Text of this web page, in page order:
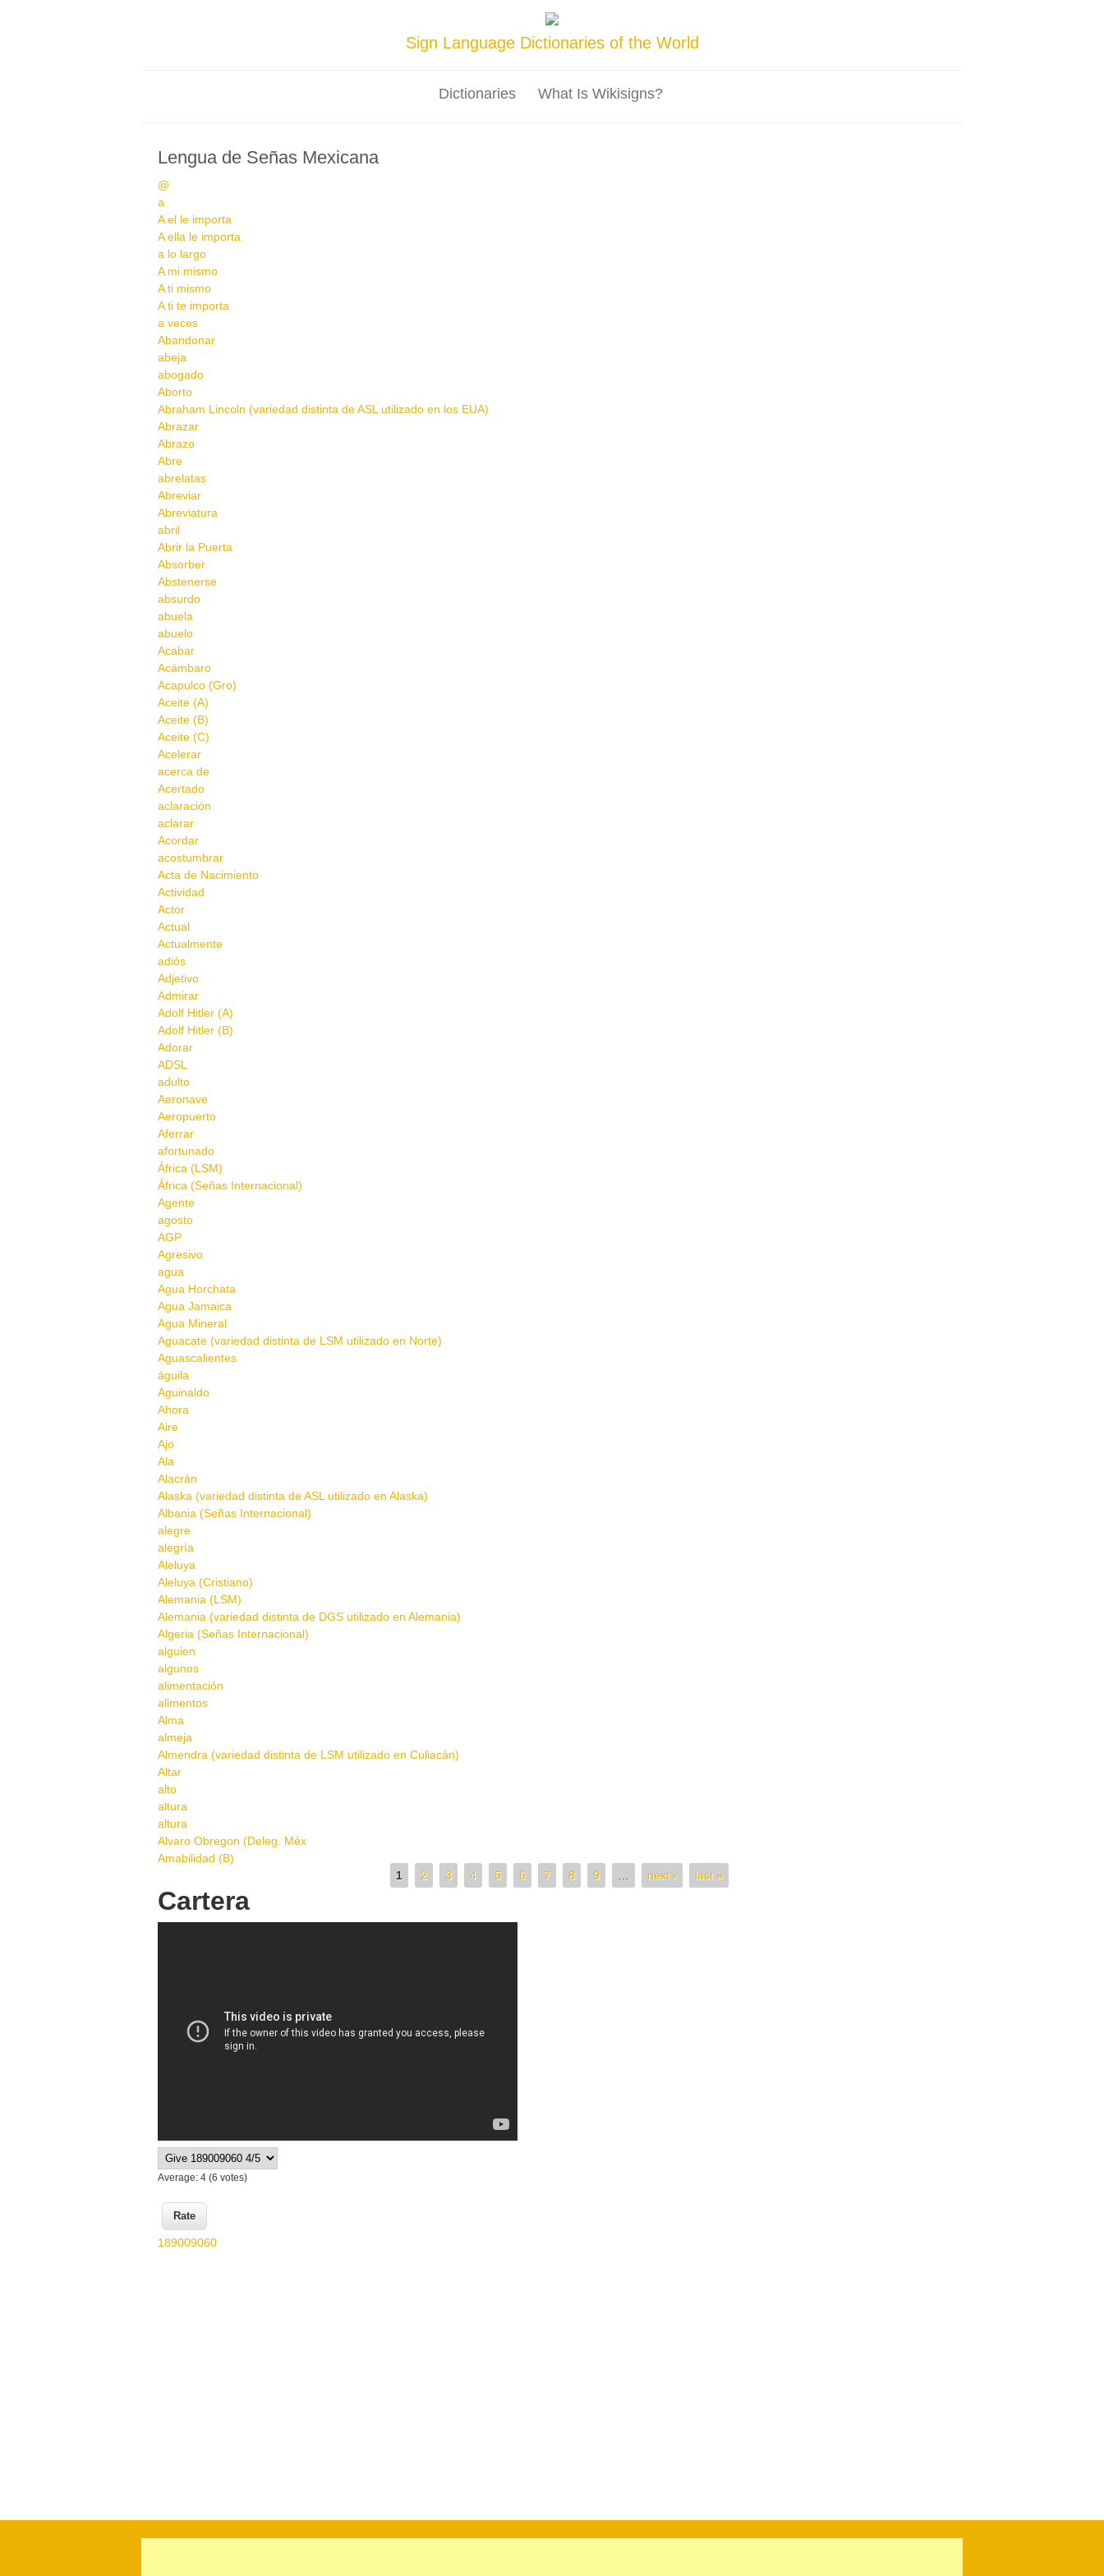
Sign Language Dictionaries of the World
Dictionaries What Is Wikisigns?
Lengua de Señas Mexicana
@
a
A el le importa
A ella le importa
a lo largo
A mi mismo
A ti mismo
A ti te importa
a veces
Abandonar
abeja
abogado
Aborto
Abraham Lincoln (variedad distinta de ASL utilizado en los EUA)
Abrazar
Abrazo
Abre
abrelatas
Abreviar
Abreviatura
abril
Abrir la Puerta
Absorber
Abstenerse
absurdo
abuela
abuelo
Acabar
Acámbaro
Acapulco (Gro)
Aceite (A)
Aceite (B)
Aceite (C)
Acelerar
acerca de
Acertado
aclaración
aclarar
Acordar
acostumbrar
Acta de Nacimiento
Actividad
Actor
Actual
Actualmente
adiós
Adjetivo
Admirar
Adolf Hitler (A)
Adolf Hitler (B)
Adorar
ADSL
adulto
Aeronave
Aeropuerto
Aferrar
afortunado
África (LSM)
África (Señas Internacional)
Agente
agosto
AGP
Agresivo
agua
Agua Horchata
Agua Jamaica
Agua Mineral
Aguacate (variedad distinta de LSM utilizado en Norte)
Aguascalientes
águila
Aguinaldo
Ahora
Aire
Ajo
Ala
Alacrán
Alaska (variedad distinta de ASL utilizado en Alaska)
Albania (Señas Internacional)
alegre
alegría
Aleluya
Aleluya (Cristiano)
Alemania (LSM)
Alemania (variedad distinta de DGS utilizado en Alemania)
Algeria (Señas Internacional)
alguien
algunos
alimentación
alimentos
Alma
almeja
Almendra (variedad distinta de LSM utilizado en Culiacán)
Altar
alto
altura
altura
Alvaro Obregon (Deleg. Méx
Amabilidad (B)
1 2 3 4 5 6 7 8 9 next › last »
Cartera
Average: 4 (6 votes)
189009060